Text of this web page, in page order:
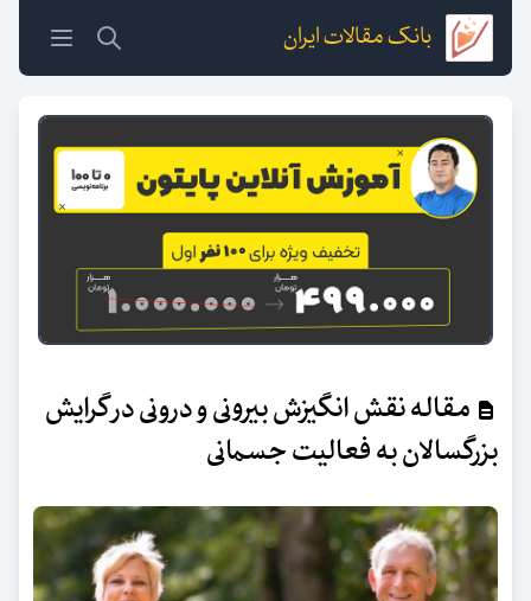
بانک مقالات ایران
مقاله نقش انگیزش بیرونی و درونی در گرایش
بزرگسالان به فعالیت جسمانی